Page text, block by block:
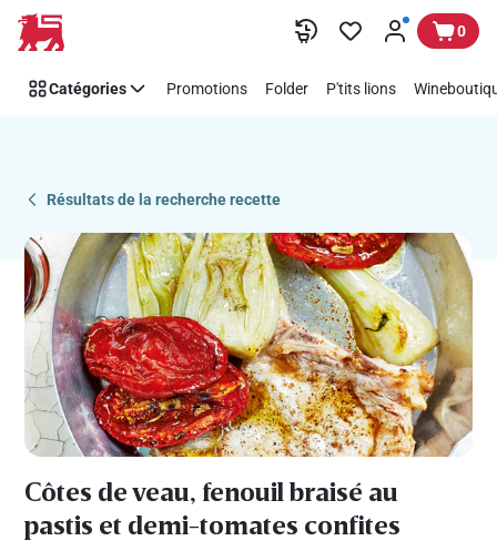
Passer
Recipe
Details
0
Catégories Promotions Folder P'tits lions
Résultats de la recherche recette
Côtes de veau, fenouil braisé au
pastis et demi-tomates confites